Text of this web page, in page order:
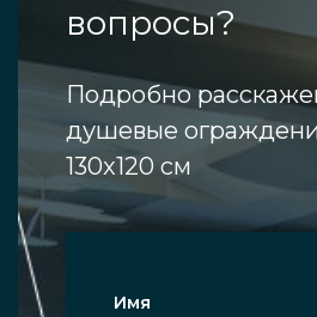
вопросы?
Подробно
душевые
130x120 см